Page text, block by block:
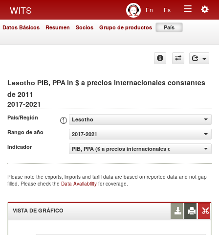
WITS En Es
Toggle
Datos Básicos Resumen Socios Grupo de productos País
Lesotho PIB, PPA in $ a precios internacionales constantes
de 2011
2017-2021
País/Región
Lesotho
Rango de año
2017-2021
Indicador
PIB, PPA ($ a precios internacionales constantes de 2011)
Please note the exports, imports and tariff data are based on reported data and not gap
filled. Please check the Data Availability for coverage.
VISTA DE GRÁFICO